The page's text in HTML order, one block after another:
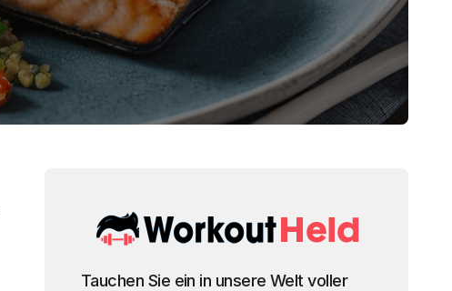
Tauchen Sie ein in unsere Welt voller